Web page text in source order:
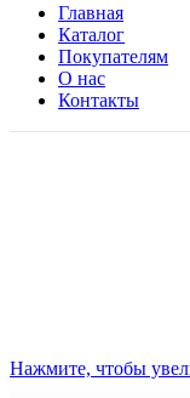
Главная
Каталог
Покупателям
О нас
Контакты
Нажмите, чтобы